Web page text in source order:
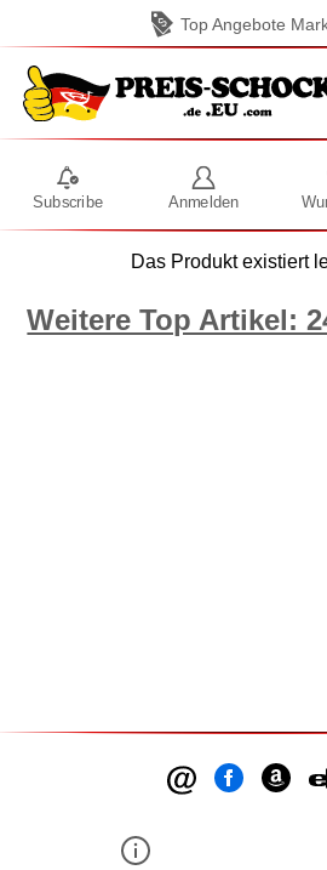
Top Angebote
Subscribe Anmelden
Das Produkt existiert
Weitere Top Artikel: